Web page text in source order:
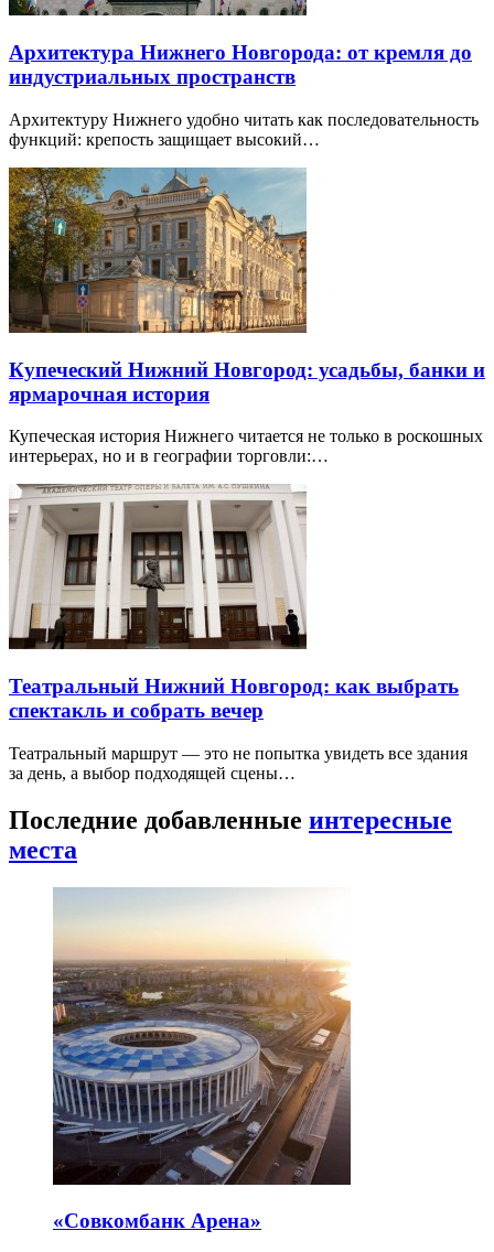
Архитектура Нижнего Новгорода: от кремля до
индустриальных пространств
Архитектуру Нижнего удобно читать как последовательность
функций: крепость защищает высокий…
Купеческий Нижний Новгород: усадьбы, банки и
ярмарочная история
Купеческая история Нижнего читается не только в роскошных
интерьерах, но и в географии торговли:…
Театральный Нижний Новгород: как выбрать
спектакль и собрать вечер
Театральный маршрут — это не попытка увидеть все здания
за день, а выбор подходящей сцены…
Последние добавленные интересные
места
«Совкомбанк Арена⁠»